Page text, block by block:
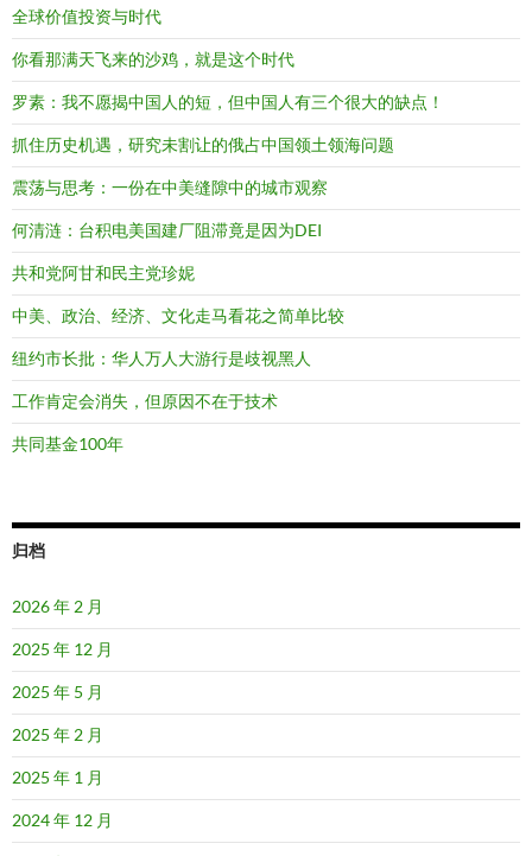
全球价值投资与时代
你看那满天飞来的沙鸡，就是这个时代
罗素：我不愿揭中国人的短，但中国人有三个很大的缺点！
抓住历史机遇，研究未割让的俄占中国领土领海问题
震荡与思考：一份在中美缝隙中的城市观察
何清涟：台积电美国建厂阻滞竟是因为DEI
共和党阿甘和民主党珍妮
中美、政治、经济、文化走马看花之简单比较
纽约市长批：华人万人大游行是歧视黑人
工作肯定会消失，但原因不在于技术
共同基金100年
归档
2026 年 2 月
2025 年 12 月
2025 年 5 月
2025 年 2 月
2025 年 1 月
2024 年 12 月